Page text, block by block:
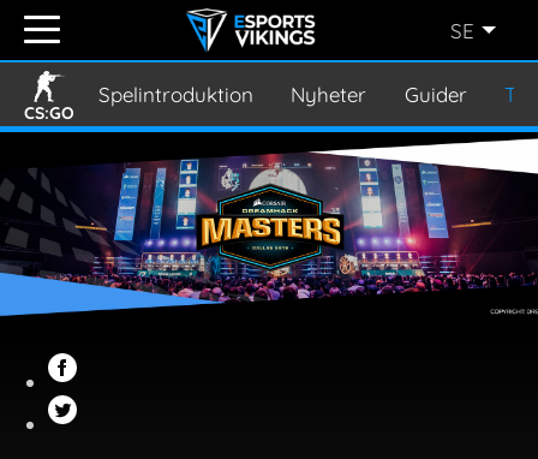
CS:GO
Spelintroduktion Nyheter Guider
SE
ENGLISH (EN)
SVENSKA (SE)
SUOMI (FI)
JAPANESE (JP)